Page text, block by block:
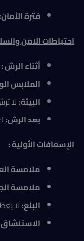
فترة الأمان:
احتياطات الامن
أثناء الرش :
الملابس
البيئة:لا
بعد الرش:
الإسعافات الأولية:
ملامسة
ملامسة
البلع: لا
الاستنشاق: